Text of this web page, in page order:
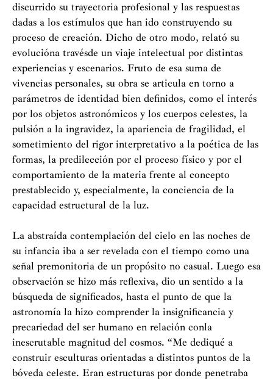
discurrido su trayectoria profesional y las respuestas
dadas a los estímulos que han ido construyendo su
proceso de creación. Dicho de otro modo, relató su
evolucióna travésde un viaje intelectual por distintas
experiencias y escenarios. Fruto de esa suma de
vivencias personales, su obra se articula en torno a
parámetros de identidad bien definidos, como el interés
por los objetos astronómicos y los cuerpos celestes, la
pulsión a la ingravidez, la apariencia de fragilidad, el
sometimiento del rigor interpretativo a la poética de las
formas, la predilección por el proceso físico y por el
comportamiento de la materia frente al concepto
prestablecido y, especialmente, la conciencia de la
capacidad estructural de la luz.
La abstraída contemplación del cielo en las noches de
su infancia iba a ser revelada con el tiempo como una
señal premonitoria de un propósito no casual. Luego esa
observación se hizo más reflexiva, dio un sentido a la
búsqueda de significados, hasta el punto de que la
astronomía la hizo comprender la insignificancia y
precariedad del ser humano en relación conla
inescrutable magnitud del cosmos. “Me dediqué a
construir esculturas orientadas a distintos puntos de la
bóveda celeste. Eran estructuras por donde penetraba